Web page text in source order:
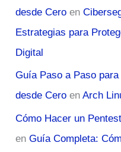
desde Cero en
Estrategias para
Digital
Guía Paso a Paso
desde Cero enArch
Cómo Hacer un
enGuía Completa: